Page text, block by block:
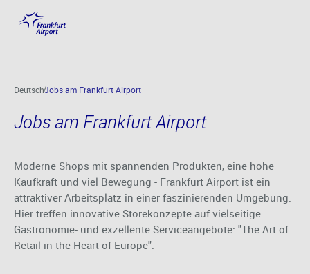
Hauptinhalt anspringen
DeutschJobs am Frankfurt Airport
Jobs am Frankfurt Airport
Moderne Shops mit spannenden Produkten, eine hohe
Kaufkraft und viel Bewegung - Frankfurt Airport ist ein
attraktiver Arbeitsplatz in einer faszinierenden Umgebung.
Hier treffen innovative Storekonzepte auf vielseitige
Gastronomie- und exzellente Serviceangebote: "The Art of
Retail in the Heart of Europe".